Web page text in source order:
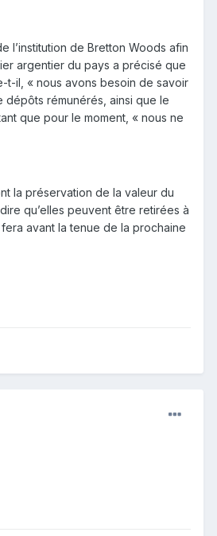
l’institution de Bretton Woods afin
argentier du pays a précisé que
t-il, « nous avons besoin de savoir
rémunérés, ainsi que le
que pour le moment, « nous ne
la préservation de la valeur du
qu’elles peuvent être retirées à
avant la tenue de la prochaine